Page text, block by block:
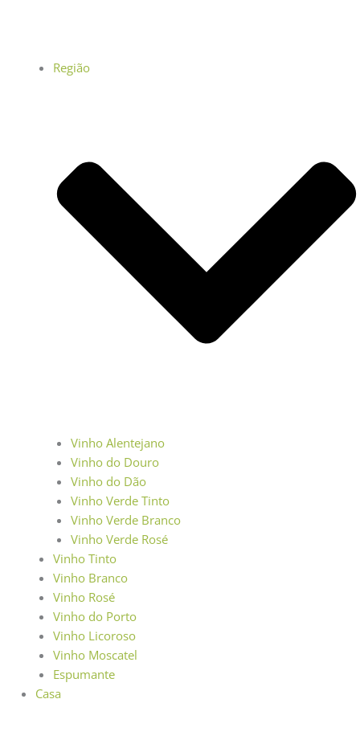
Região
Vinho Alentejano
Vinho do Douro
Vinho do Dão
Vinho Verde Tinto
Vinho Verde Branco
Vinho Verde Rosé
Vinho Tinto
Vinho Branco
Vinho Rosé
Vinho do Porto
Vinho Licoroso
Vinho Moscatel
Espumante
Casa